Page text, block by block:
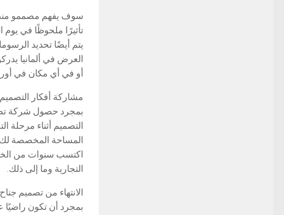
سوف يفهم مصممو
تأثيرًا ملحوظًا في
يتم أيضًا تحديد
العرض في ألمانيا
أو في أي مكان في
مشاركة أفكار التصميم
بمجرد حصول شركة
التصميم أثناء
المساحة المخصصة
اكتسب سنوات من
التجارية وما إلى ذلك.
الانتهاء من تصميم
بمجرد أن تكون راضيًا